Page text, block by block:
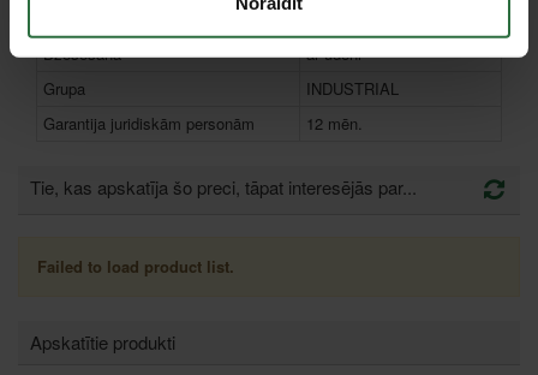
Dzesēšana
ar ūdeni
Grupa
INDUSTRIAL
Garantija juridiskām personām
12 mēn.
Tie, kas apskatīja šo preci, tāpat interesējās par...
Failed to load product list.
Apskatītie produkti